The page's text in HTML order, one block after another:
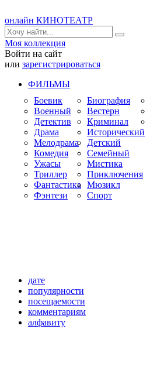
онлайн КИНОТЕАТР
Моя коллекция
Войти на сайт
или зарегистрироваться
ФИЛЬМЫ
Боевик
Военный
Детектив
Драма
Мелодрама
Комедия
Ужасы
Триллер
Фантастика
Фэнтези
Биография
Вестерн
Криминал
Исторический
Детский
Семейный
Мистика
Приключения
Мюзикл
Спорт
дате
популярности
посещаемости
комментариям
алфавиту